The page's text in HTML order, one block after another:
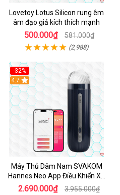
Lovetoy Lotus Silicon rung êm
âm đạo giả kích thích mạnh
500.000₫ 581.000₫
(2,988)
-32%
Hot
4.7
Máy Thủ Dâm Nam SVAKOM
Hannes Neo App Điều Khiển Xa
Cao Cấp
2.690.000₫ 3.955.000₫